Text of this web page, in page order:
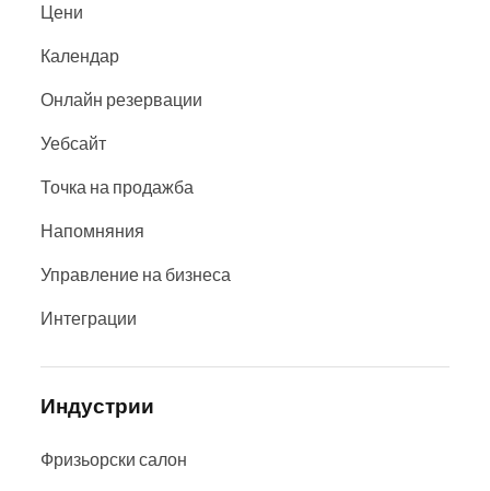
Цени
Календар
Онлайн резервации
Уебсайт
Точка на продажба
Напомняния
Управление на бизнеса
Интеграции
Индустрии
Фризьорски салон